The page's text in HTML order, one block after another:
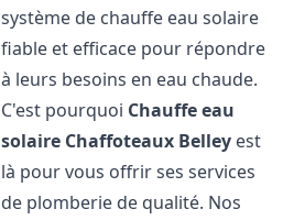
système de chauffe eau solaire
fiable et efficace pour répondre
à leurs besoins en eau chaude.
C'est pourquoi Chauffe eau
solaire Chaffoteaux Belley est
là pour vous offrir ses services
de plomberie de qualité. Nos